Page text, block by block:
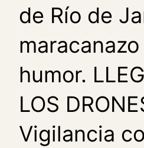
de Río de
humor.
LOS
Vigilancia